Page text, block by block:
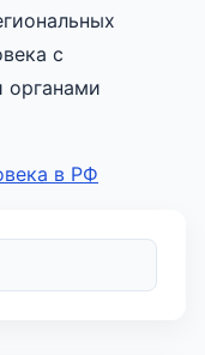
с
органами
в РФ